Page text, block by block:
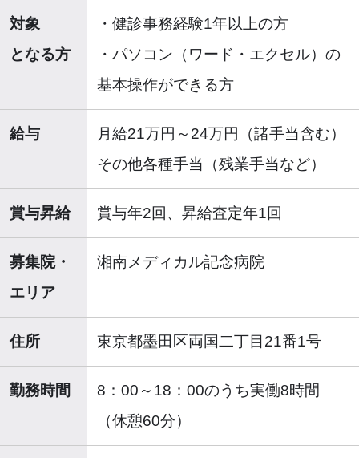
対象
となる方
・健診事務経験1年以上の方
・パソコン（ワード・エクセル）の
基本操作ができる方
給与
月給21万円～24万円（諸手当含む）
その他各種手当（残業手当など）
賞与昇給 賞与年2回、昇給査定年1回
募集院・
エリア
湘南メディカル記念病院
住所 東京都墨田区両国二丁目21番1号
勤務時間
8：00～18：00のうち実働8時間
（休憩60分）